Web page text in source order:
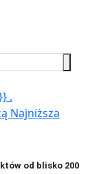
.
Najniższa
od blisko 200